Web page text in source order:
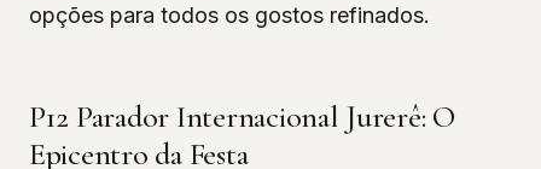
opções para todos os gostos refinados.
P12 Parador Internacional Jurerê: O
Epicentro da Festa